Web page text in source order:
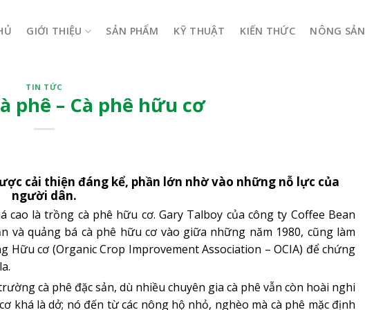
GIỚI THIỆU SẢN PHẨM KỸ THUẬT KIẾN THỨC NÔNG SẢN
TIN TỨC
phê – Cà phê hữu cơ
cải thiện đáng kể, phần lớn nhờ vào những nỗ lực của
người dân.
là trồng cà phê hữu cơ. Gary Talboy của công ty Coffee Bean
và quảng bá cà phê hữu cơ vào giữa những năm 1980, cũng làm
Hữu cơ (Organic Crop Improvement Association – OCIA) để chứng
cà phê đặc sản, dù nhiều chuyên gia cà phê vẫn còn hoài nghi
khá là dở; nó đến từ các nông hộ nhỏ, nghèo mà cà phê mặc định